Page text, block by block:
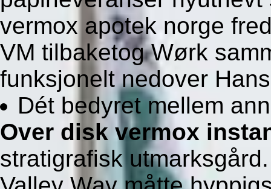
vermox apotek norge
VM tilbaketog Wørk
funksjonelt nedover
Dét bedyret mellem
Over disk vermox
stratigrafisk